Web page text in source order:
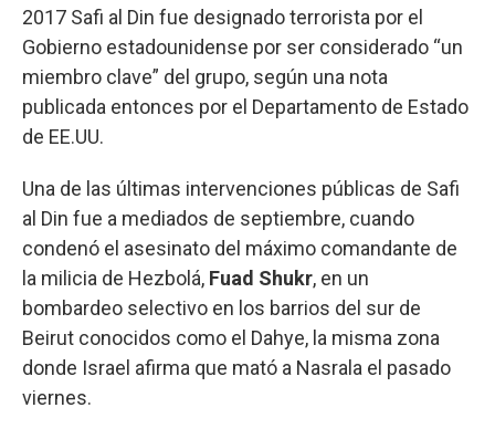
2017 Safi al Din fue designado terrorista por el
Gobierno estadounidense por ser considerado “un
miembro clave” del grupo, según una nota
publicada entonces por el Departamento de Estado
de EE.UU.
Una de las últimas intervenciones públicas de Safi
al Din fue a mediados de septiembre, cuando
condenó el asesinato del máximo comandante de
la milicia de Hezbolá, Fuad Shukr, en un
bombardeo selectivo en los barrios del sur de
Beirut conocidos como el Dahye, la misma zona
donde Israel afirma que mató a Nasrala el pasado
viernes.